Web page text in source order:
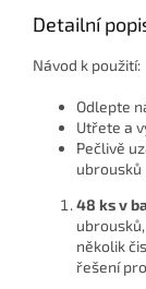
Detailní
Návod k použití:
Odlepte
Utřete a
Pečlivě
ubrousků
48 ks v
několik
řešení